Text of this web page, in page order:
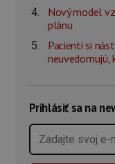
Nový model
plánu
Pacienti si
neuvedomujú,
Prihlásiť sa na